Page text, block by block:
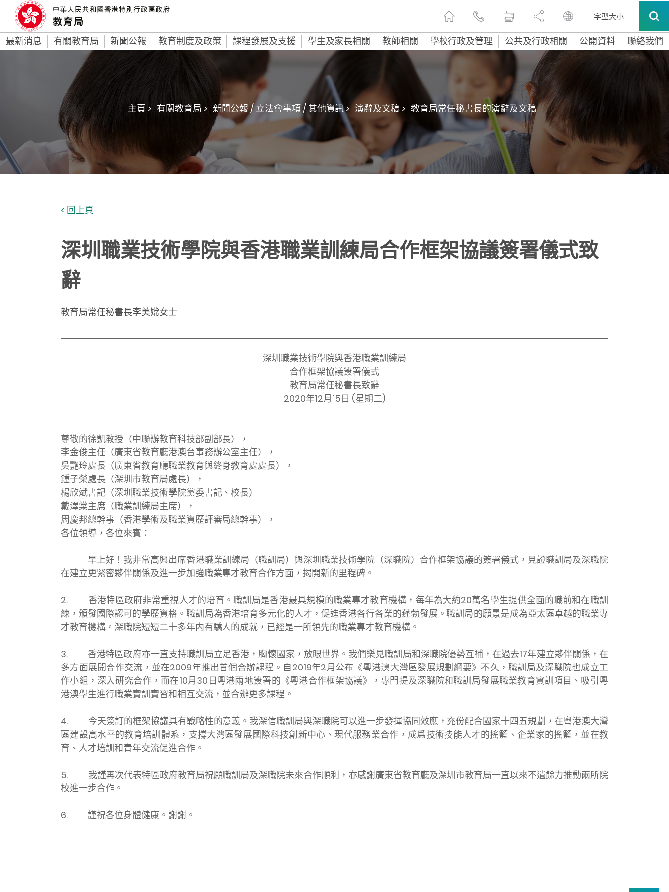
字型大小
最新消息 有關教育局 新聞公報 教育制度及政策 課程發展及支援 學生及家長相關 教師相關 學校行政及管理 公共及行政相關 公開資料 聯絡我們
主頁 > 有關教育局 > 新聞公報 / 立法會事項 / 其他資訊 > 演辭及文稿 > 教育局常任秘書長的演辭及文稿
< 回上頁
深圳職業技術學院與香港職業訓練局合作框架協議簽署儀式致
辭
教育局常任秘書長李美嫦女士
深圳職業技術學院與香港職業訓練局
合作框架協議簽署儀式
教育局常任秘書長致辭
2020年12月15日 (星期二)
尊敬的徐凱教授（中聯辦教育科技部副部長），
李金俊主任（廣東省教育廳港澳台事務辦公室主任），
吳艷玲處長（廣東省教育廳職業教育與終身教育處處長），
鍾子榮處長（深圳市教育局處長），
楊欣斌書記（深圳職業技術學院黨委書記、校長）
戴澤棠主席（職業訓練局主席），
周慶邦總幹事（香港學術及職業資歷評審局總幹事），
各位領導，各位來賓：
早上好！我非常高興出席香港職業訓練局（職訓局）與深圳職業技術學院（深職院）合作框架協議的簽署儀式，見證職訓局及深職院
在建立更緊密夥伴關係及進一步加強職業專才教育合作方面，揭開新的里程碑。
2.
香港特區政府非常重視人才的培育。職訓局是香港最具規模的職業專才教育機構，每年為大約20萬名學生提供全面的職前和在職訓
練，頒發國際認可的學歷資格。職訓局為香港培育多元化的人才，促進香港各行各業的蓬勃發展。職訓局的願景是成為亞太區卓越的職業專
才教育機構。深職院短短二十多年内有驕人的成就，已經是一所領先的職業專才教育機構。
3.
香港特區政府亦一直支持職訓局立足香港，胸懷國家，放眼世界。我們樂見職訓局和深職院優勢互補，在過去17年建立夥伴關係，在
多方面展開合作交流，並在2009年推出首個合辦課程。自2019年2月公布《粵港澳大灣區發展規劃綱要》不久，職訓局及深職院也成立工
作小組，深入研究合作，而在10月30日粵港兩地簽署的《粵港合作框架協議》，專門提及深職院和職訓局發展職業教育實訓項目、吸引粵
港澳學生進行職業實訓實習和相互交流，並合辦更多課程。
4.
今天簽訂的框架協議具有戰略性的意義。我深信職訓局與深職院可以進一步發揮協同效應，充份配合國家十四五規劃，在粵港澳大灣
區建設高水平的教育培訓體系，支撐大灣區發展國際科技創新中心、現代服務業合作，成爲技術技能人才的搖籃、企業家的搖籃，並在教
育、人才培訓和青年交流促進合作。
5.
我謹再次代表特區政府教育局祝願職訓局及深職院未來合作順利，亦感謝廣東省教育廳及深圳市教育局一直以來不遺餘力推動兩所院
校進一步合作。
6. 謹祝各位身體健康。謝謝。